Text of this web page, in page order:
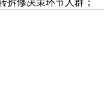
拆修决策环节人群；